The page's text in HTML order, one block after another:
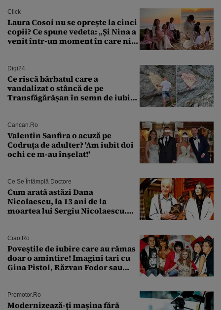
Click
Laura Cosoi nu se oprește la cinci
copii? Ce spune vedeta: „Și Nina a
venit într-un moment în care nici
Digi24
Ce riscă bărbatul care a
vandalizat o stâncă de pe
Transfăgărășan în semn de iubire
Cancan.ro
Valentin Sanfira o acuză pe
Codruța de adulter? 'Am iubit doi
ochi ce m-au înșelat!'
Ce Se Întâmplă Doctore
Cum arată astăzi Dana
Nicolaescu, la 13 ani de la
moartea lui Sergiu Nicolaescu.
Ciao.ro
Poveştile de iubire care au rămas
doar o amintire! Imagini tari cu
Gina Pistol, Răzvan Fodor sau
Promotor.ro
Modernizează-ți mașina fără